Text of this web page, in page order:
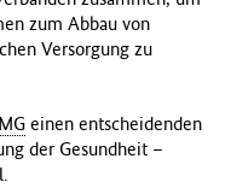
zum Abbau von
Versorgung zu
einen entscheidenden
der Gesundheit –